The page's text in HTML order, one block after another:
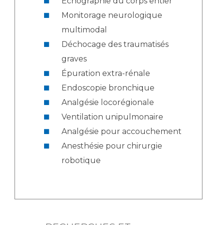
Monitorage neurologique
multimodal
Déchocage des traumatisés
graves
Épuration extra-rénale
Endoscopie bronchique
Analgésie locorégionale
Ventilation unipulmonaire
Analgésie pour accouchement
Anesthésie pour chirurgie
robotique